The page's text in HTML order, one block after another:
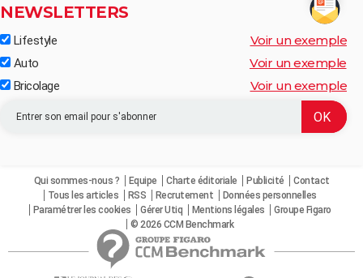
NEWSLETTERS
Lifestyle Voir un exemple
Auto Voir un exemple
Bricolage Voir un exemple
Qui sommes-nous ? Equipe Charte éditoriale Publicité
Contact
Tous les articles
RSS Recrutement
Données personnelles
Paramétrer les cookies
Gérer Utiq Mentions légales
Groupe Figaro
© 2026 CCM Benchmark